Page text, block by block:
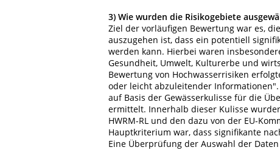
3) Wie wurden die Risikogebiete
Ziel der vorläufigen Bewertung war es,
auszugehen ist, dass ein potentiell
werden kann. Hierbei waren
Gesundheit, Umwelt, Kulturerbe und
Bewertung von Hochwasserrisiken
oder leicht abzuleitender
auf Basis der Gewässerkulisse für die
ermittelt. Innerhalb dieser Kulisse
HWRM-RL und den dazu von der EU-
Hauptkriterium war, dass signifikante
Eine Überprüfung der Auswahl der